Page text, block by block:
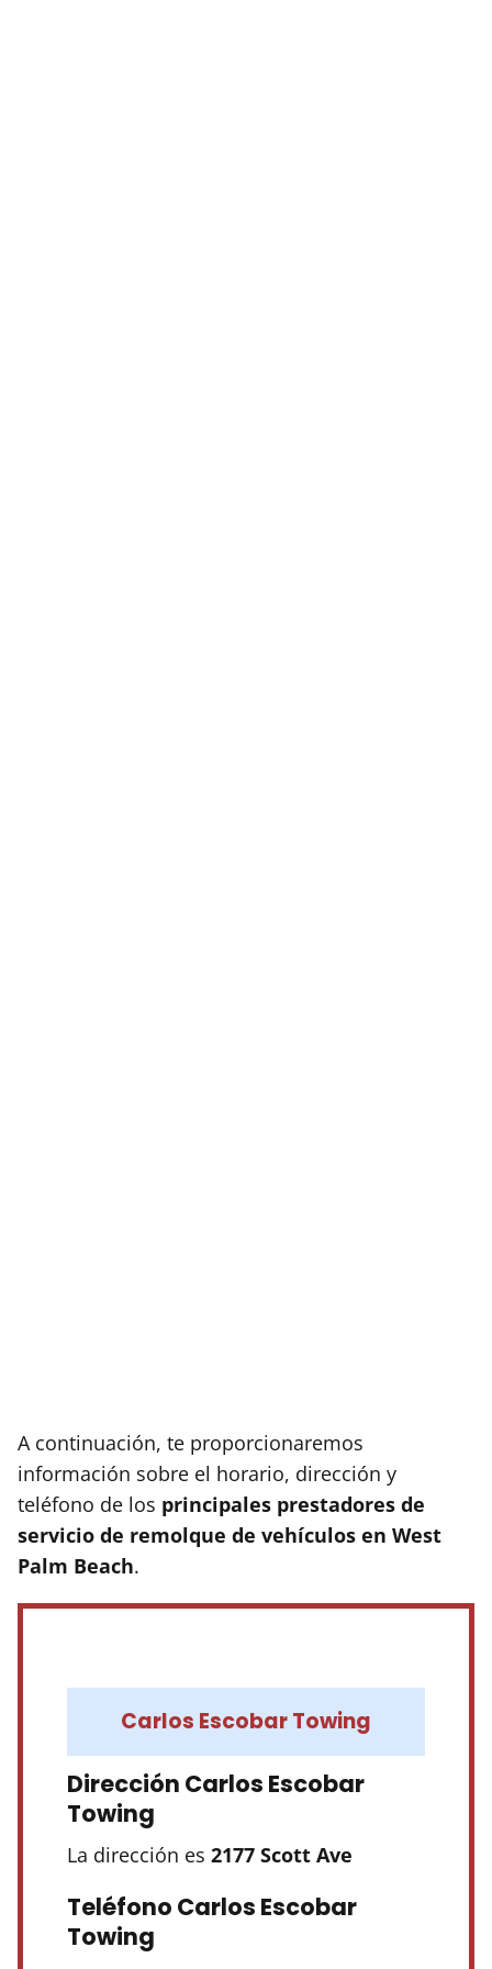
A continuación, te proporcionaremos
información sobre el horario, dirección y
teléfono de los principales prestadores de
servicio de remolque de vehículos en West
Palm Beach.
Carlos Escobar Towing
Dirección Carlos Escobar
Towing
La dirección es 2177 Scott Ave
Teléfono Carlos Escobar
Towing